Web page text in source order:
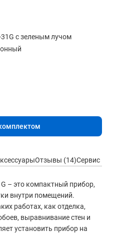
с зеленым лучом
Отзывы (14)Сервис
– это компактный прибор,
внутри помещений.
работах, как отделка,
выравнивание стен и
установить прибор на